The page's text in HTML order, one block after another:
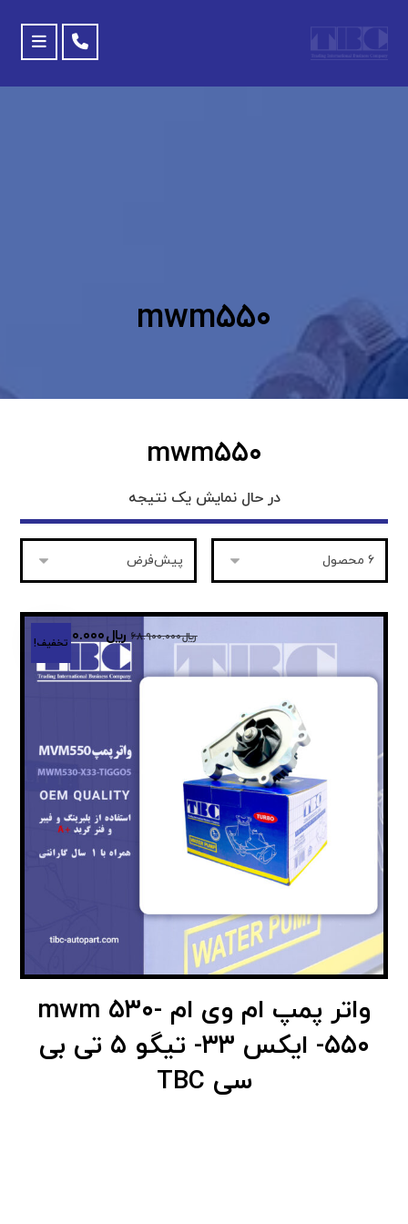
mwm۵۵۰
mwm۵۵۰
در حال نمایش یک نتیجه
واتر پمپ ام وی ام mwm ۵۳۰-
۵۵۰- ایکس ۳۳- تیگو ۵ تی بی
سی TBC
﷼۶۸.۹۰۰.۰۰۰ ﷼۴۵.۰۰۰.۰۰۰
تخفیف!